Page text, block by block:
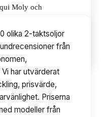
Moly och
10avsnitt
olika 2-taktsoljor
från
har utvärderat
prisvärde,
Priserna
modeller från